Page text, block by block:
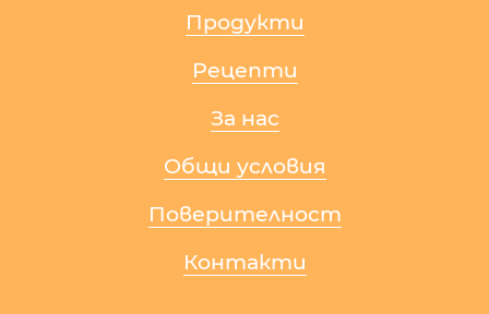
Продукти
Рецепти
За нас
Общи условия
Поверителност
Контакти